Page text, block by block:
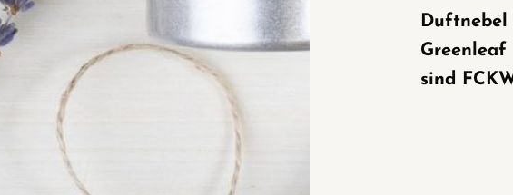
Duftnebel
Greenleaf
sind